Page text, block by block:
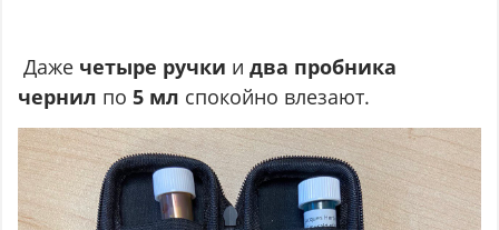
Даже четыре ручки идва пробника
чернил по5 мл спокойно влезают.